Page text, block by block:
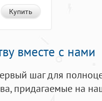
Купить
вместе с нами
шаг для
придагаемые на